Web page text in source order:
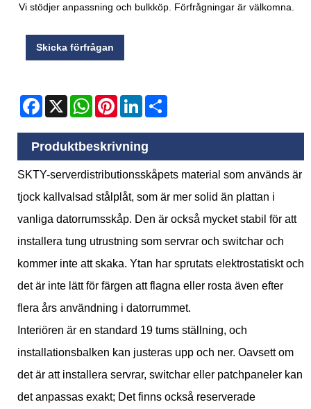
Vi stödjer anpassning och bulkköp. Förfrågningar är välkomna.
Skicka förfrågan
Facebook
X WhatsAppPinterestLinkedIn
Produktbeskrivning
SKTY-serverdistributionsskåpets material som används är
tjock kallvalsad stålplåt, som är mer solid än plattan i
vanliga datorrumsskåp. Den är också mycket stabil för att
installera tung utrustning som servrar och switchar och
kommer inte att skaka. Ytan har sprutats elektrostatiskt och
det är inte lätt för färgen att flagna eller rosta även efter
flera års användning i datorrummet.
Interiören är en standard 19 tums ställning, och
installationsbalken kan justeras upp och ner. Oavsett om
det är att installera servrar, switchar eller patchpaneler kan
det anpassas exakt; Det finns också reserverade